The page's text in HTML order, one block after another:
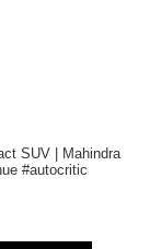
SUV | Mahindra
#autocritic